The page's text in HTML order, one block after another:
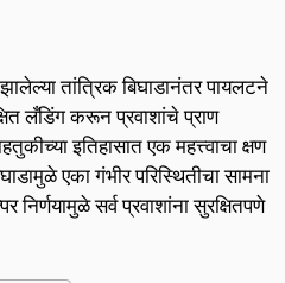
तांत्रिक बिघाडानंतर पायलटने
लँडिंग करून प्रवाशांचे प्राण
इतिहासात एक महत्त्वाचा क्षण
एका गंभीर परिस्थितीचा सामना
निर्णयामुळे सर्व प्रवाशांना सुरक्षितपणे